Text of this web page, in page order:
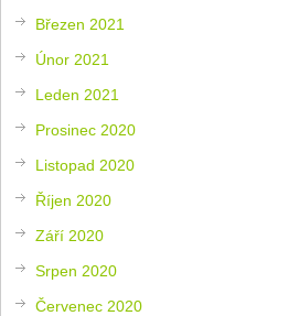
Březen 2021
Únor 2021
Leden 2021
Prosinec 2020
Listopad 2020
Říjen 2020
Září 2020
Srpen 2020
Červenec 2020